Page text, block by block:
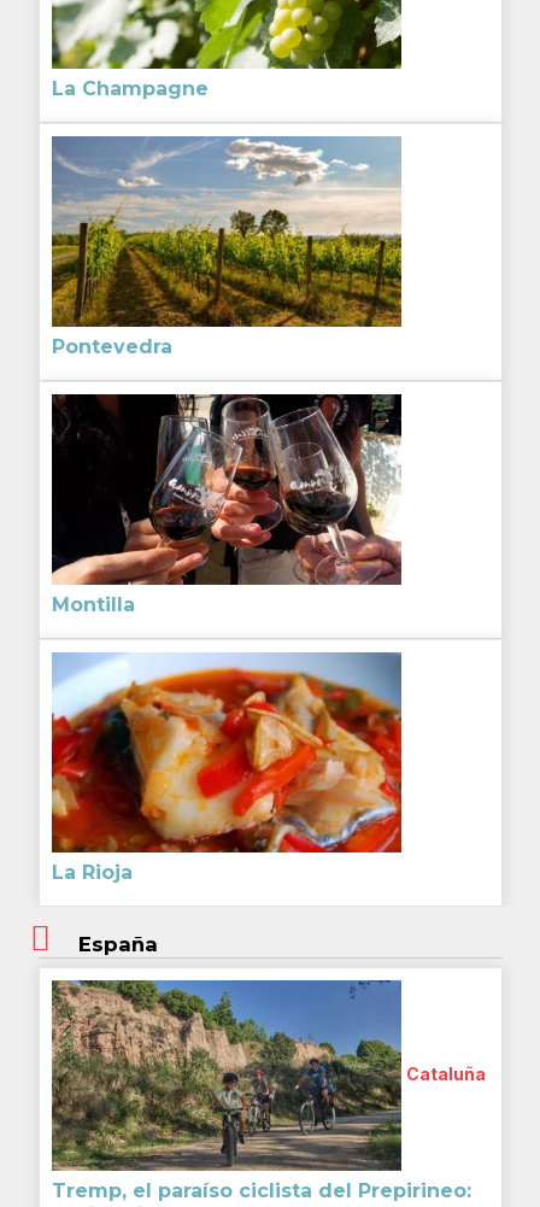
La Champagne
Pontevedra
Montilla
La Rioja
España
Cataluña
Tremp, el paraíso ciclista del Prepirineo: